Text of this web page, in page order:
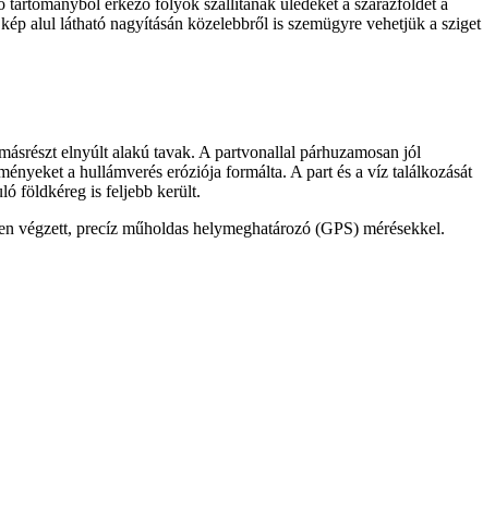
alul látható nagyításán közelebbről is szemügyre vehetjük a sziget
elnyúlt alakú tavak. A partvonallal párhuzamosan jól
a hullámverés eróziója formálta. A part és a víz találkozását
földkéreg is feljebb került.
végzett, precíz műholdas helymeghatározó (GPS) mérésekkel.